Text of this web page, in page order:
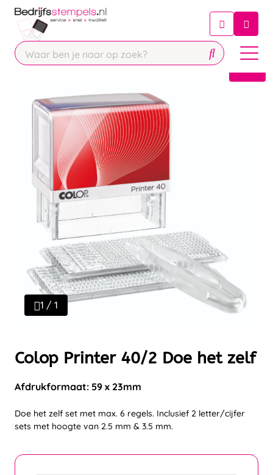
Chatbot
Chat 24/7 met onze chatbot voor
Contact
1 / 1
Colop Printer 40/2 Doe het zelf
Afdrukformaat: 59 x 23mm
Doe het zelf set met max. 6 regels. Inclusief 2 letter/cijfer
sets met hoogte van 2.5 mm & 3.5 mm.